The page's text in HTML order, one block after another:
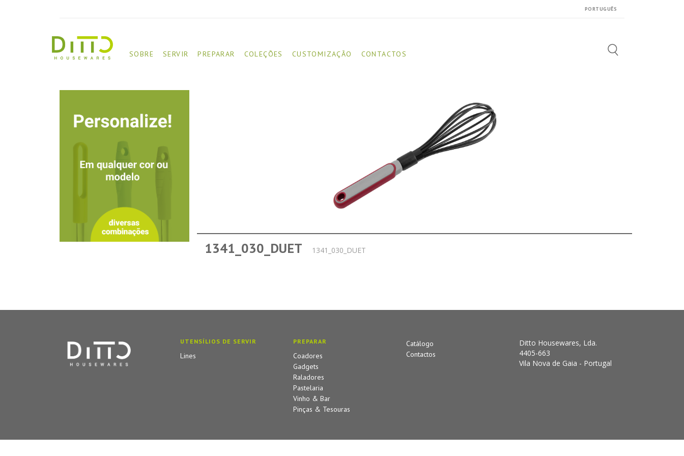
PORTUGUÊS
SOBRE SERVIR PREPARAR COLEÇÕES CUSTOMIZAÇÃO CONTACTOS
Search
1341_030_DUET 1341_030_DUET
UTENSÍLIOS DE SERVIR
Lines
PREPARAR
Coadores
Gadgets
Raladores
Pastelaria
Vinho & Bar
Pinças & Tesouras
Catálogo
Contactos
Ditto Housewares, Lda.
4405-663
Vila Nova de Gaia - Portugal